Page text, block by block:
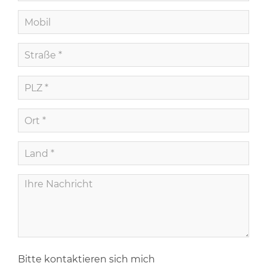
Bitte kontaktieren sich mich